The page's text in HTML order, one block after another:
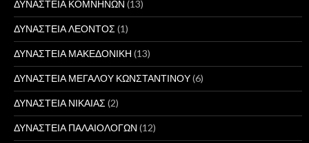
ΔΥΝΑΣΤΕΙΑ ΚΟΜΝΗΝΩΝ (13)
ΔΥΝΑΣΤΕΙΑ ΛΕΟΝΤΟΣ (1)
ΔΥΝΑΣΤΕΙΑ ΜΑΚΕΔΟΝΙΚΗ (13)
ΔΥΝΑΣΤΕΙΑ ΜΕΓΑΛΟΥ ΚΩΝΣΤΑΝΤΙΝΟΥ(6)
ΔΥΝΑΣΤΕΙΑ ΝΙΚΑΙΑΣ (2)
ΔΥΝΑΣΤΕΙΑ ΠΑΛΑΙΟΛΟΓΩΝ (12)